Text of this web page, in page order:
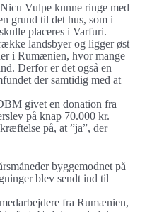
Vulpe kunne ringe med
grund til det hus, som i
placeres i Varfuri.
landsbyer og ligger øst
i Rumænien, hvor mange
Derfor er det også en
der samtidig med at
givet en donation fra
på knap 70.000 kr.
på, at ”ja”, der
byggemodnet på
blev sendt ind til
fra Rumænien,